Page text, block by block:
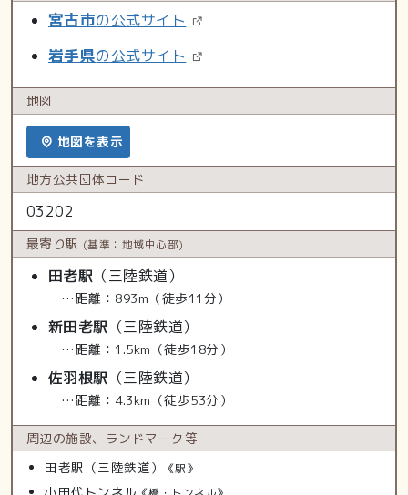
宮古市の公式サイト
岩手県の公式サイト
地図
地図を表示
地方公共団体コード
03202
最寄り駅 (基準：地域中心部)
田老駅 （三陸鉄道）
…距離：893m（徒歩11分）
新田老駅 （三陸鉄道）
…距離：1.5km（徒歩18分）
佐羽根駅 （三陸鉄道）
…距離：4.3km（徒歩53分）
周辺の施設、 ランドマーク等
田老駅（三陸鉄道）
《駅》